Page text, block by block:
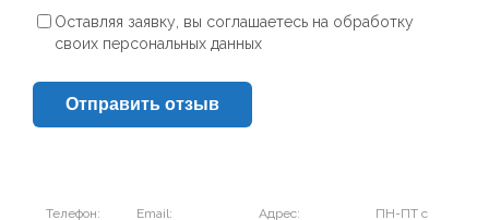
Оставляя заявку, вы соглашаетесь на обработку
своих персональных данных
Отправить отзыв
Телефон: Email: Адрес: ПН-ПТ с